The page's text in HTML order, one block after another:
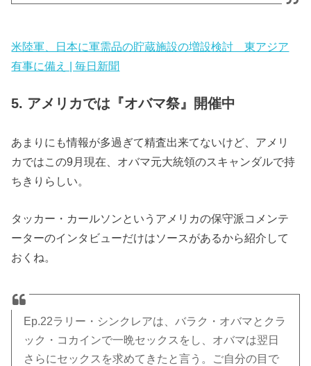
米陸軍、日本に軍需品の貯蔵施設の増設検討 東アジア
有事に備え | 毎日新聞
5. アメリカでは『オバマ祭』開催中
あまりにも情報が多過ぎて精査出来てないけど、アメリ
カではこの9月現在、オバマ元大統領のスキャンダルで持
ちきりらしい。
タッカー・カールソンというアメリカの保守派コメンテ
ーターのインタビューだけはソースがあるから紹介して
おくね。
Ep.22ラリー・シンクレアは、バラク・オバマとクラ
ック・コカインで一晩セックスをし、オバマは翌日
さらにセックスを求めてきたと言う。ご自分の目で